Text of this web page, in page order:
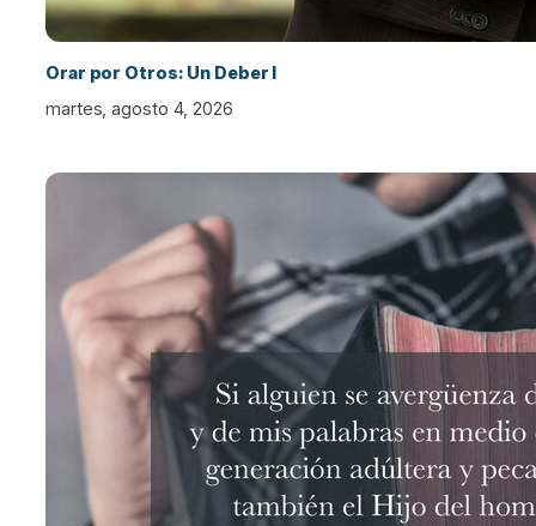
Orar por Otros: Un Deber I
martes, agosto 4, 2026